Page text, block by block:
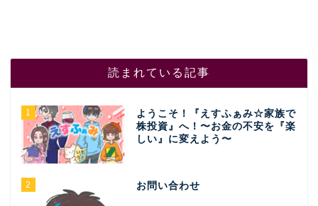
読まれている記事
1
ようこそ！『えすふぁみ☆家族で
株投資』へ！〜お金の不安を『楽
しい』に変えよう〜
2 お問い合わせ